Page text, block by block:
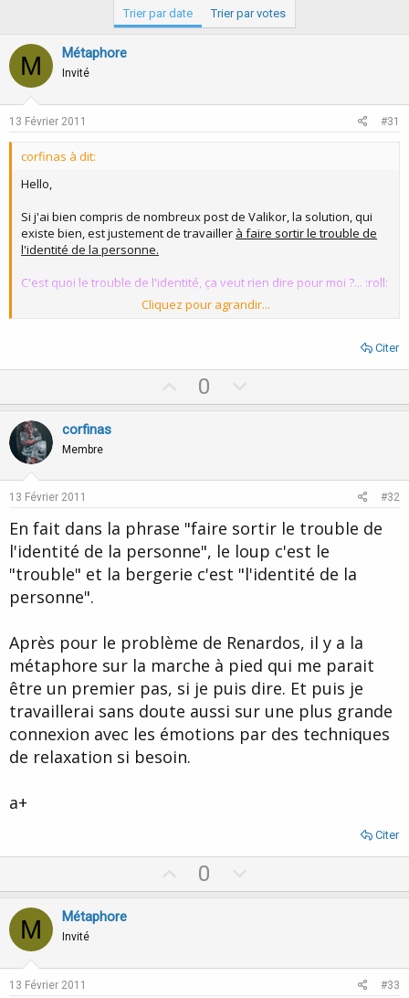
Trier par date Trier par votes
M Métaphore
Invité
13 Février 2011 #31
corfinas à dit:
Hello,
Si j'ai bien compris de nombreux post de Valikor, la solution, qui
existe bien, est justement de travailler à faire sortir le trouble de
l'identité de la personne.
C'est quoi le trouble de l'identité, ça veut rien dire pour moi ?... :roll:
Plus simplement comment travaillerez vous avec Renardos vu ce
Cliquez pour agrandir...
Citer
p
t
0
o
v
t
e
corfinas
Membre
13 Février 2011 #32
En fait dans la phrase "faire sortir le trouble de
l'identité de la personne", le loup c'est le
"trouble" et la bergerie c'est "l'identité de la
personne".
Après pour le problème de Renardos, il y a la
métaphore sur la marche à pied qui me parait
être un premier pas, si je puis dire. Et puis je
travaillerai sans doute aussi sur une plus grande
connexion avec les émotions par des techniques
de relaxation si besoin.
a+
Citer
p
0
o
M Métaphore
Invité
13 Février 2011 #33